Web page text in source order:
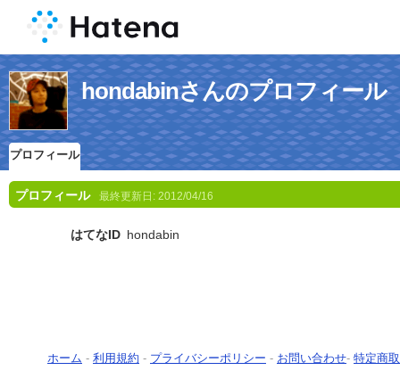
hondabinさんのプロフィール
プロフィール
プロフィール 最終更新日: 2012/04/16
はてなID hondabin
ホーム - 利用規約 - プライバシーポリシー - お問い合わせ- 特定商